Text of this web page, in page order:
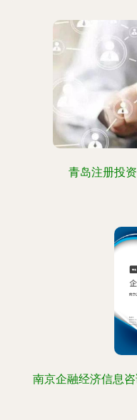
青岛注册投
南京企融经济信息